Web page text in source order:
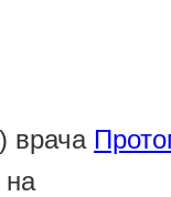
врача
на